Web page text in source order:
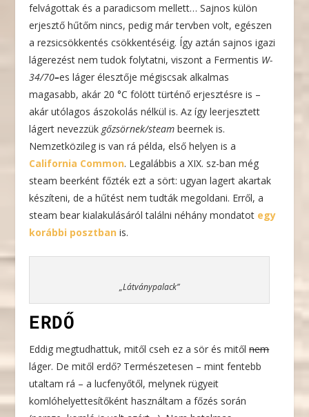
felvágottak és a paradicsom mellett… Sajnos külön
erjesztő hűtőm nincs, pedig már tervben volt, egészen
a rezsicsökkentés csökkentéséig. Így aztán sajnos igazi
lágerezést nem tudok folytatni, viszont a Fermentis W-
34/70–es láger élesztője mégiscsak alkalmas
magasabb, akár 20 °C fölött türténő erjesztésre is –
akár utólagos ászokolás nélkül is. Az így leerjesztett
lágert nevezzük gőzsörnek/steam beernek is.
Nemzetközileg is van rá példa, első helyen is a
California Common. Legalábbis a XIX. sz-ban még
steam beerként főzték ezt a sört: ugyan lagert akartak
készíteni, de a hűtést nem tudták megoldani. Erről, a
steam bear kialakulásáról találni néhány mondatot egy
korábbi posztban is.
„Látványpalack”
ERDŐ
Eddig megtudhattuk, mitől cseh ez a sör és mitőlnem
láger. De mitől erdő? Természetesen – mint fentebb
utaltam rá – a lucfenyőtől, melynek rügyeit
komlóhelyettesítőként használtam a főzés során